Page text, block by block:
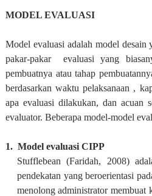
MODEL EVALUASI
Model evaluasi adalah model desain
pakar-pakar evaluasi yang
pembuatnya atau tahap
berdasarkan waktu pelaksanaan ,
apa evaluasi dilakukan, dan acuan
evaluator. Beberapa model-model
1. Model evaluasi CIPP
Stufflebean (Faridah, 2008)
pendekatan yang beroerientasi
menolong administrator membuat